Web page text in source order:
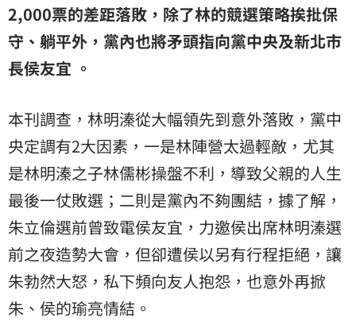
2,000票的差距落敗，除了林的競選策略挨批保
守、躺平外，黨內也將矛頭指向黨中央及新北市
長侯友宜 。
本刊調查，林明溱從大幅領先到意外落敗，黨中
央定調有2大因素，一是林陣營太過輕敵，尤其
是林明溱之子林儒彬操盤不利，導致父親的人生
最後一仗敗選；二則是黨內不夠團結，據了解，
朱立倫選前曾致電侯友宜，力邀侯出席林明溱選
前之夜造勢大會，但卻遭侯以另有行程拒絕，讓
朱勃然大怒，私下頻向友人抱怨，也意外再掀
朱、侯的瑜亮情結。